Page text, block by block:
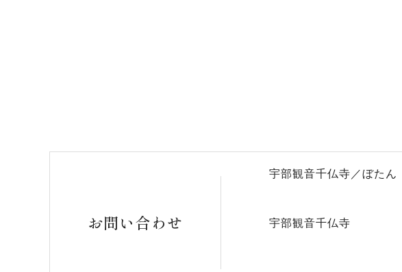
お問い合わせ
宇部観音千仏寺／ぼたん
宇部観音千仏寺